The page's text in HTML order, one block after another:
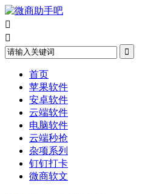



首页
苹果软件
安卓软件
云端软件
电脑软件
云端秒抢
杂项系列
钉钉打卡
微商软文